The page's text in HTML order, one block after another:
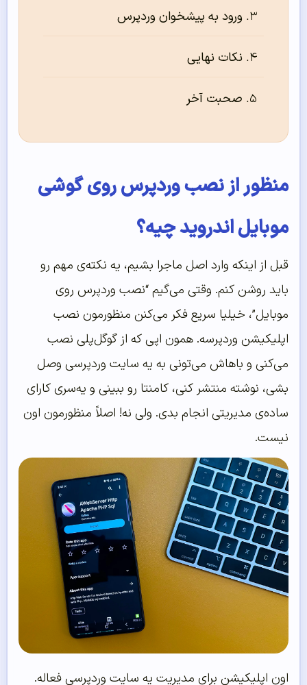
ورود به پیشخوان وردپرس
نکات نهایی
صحبت آخر
منظور از نصب وردپرس روی گوشی
موبایل اندروید چیه؟
قبل از اینکه وارد اصل ماجرا بشیم، یه نکته‌ی مهم رو
باید روشن کنم. وقتی می‌گیم “نصب وردپرس روی
موبایل”، خیلیا سریع فکر می‌کنن منظورمون نصب
اپلیکیشن وردپرسه. همون اپی که از گوگل‌پلی نصب
می‌کنی و باهاش می‌تونی به یه سایت وردپرسی وصل
بشی، نوشته منتشر کنی، کامنتا رو ببینی و یه‌سری کارای
ساده‌ی مدیریتی انجام بدی. ولی نه! اصلاً منظورمون اون
نیست.
اون اپلیکیشن برای مدیریت یه سایت وردپرسی فعاله.